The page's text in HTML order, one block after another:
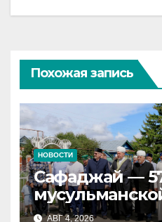
Похожая запись
НОВОСТИ
Сафаджай —
самой
АВГ 4, 2026